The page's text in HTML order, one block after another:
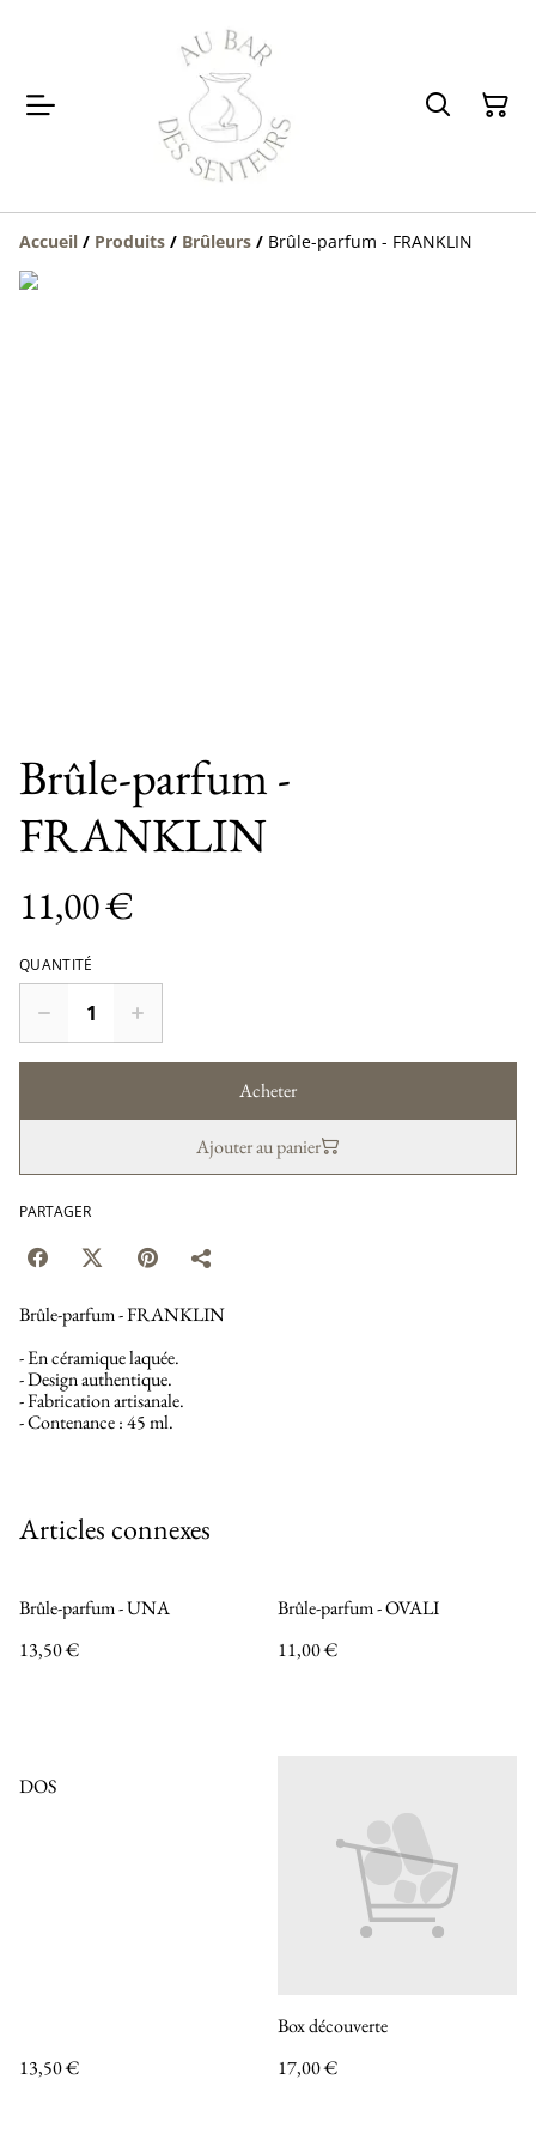
Accueil / Produits / Brûleurs / Brûle-parfum - FRANKLIN
Brûle-parfum -
FRANKLIN
11,00 €
QUANTITÉ
Acheter
Ajouter au panier
PARTAGER
Brûle-parfum - FRANKLIN
- En céramique laquée.
- Design authentique.
- Fabrication artisanale.
- Contenance : 45 ml.
Articles connexes
Brûle-parfum - UNA
13,50 €
Brûle-parfum - OVALI
11,00 €
DOS
13,50 €
Box découverte
17,00 €